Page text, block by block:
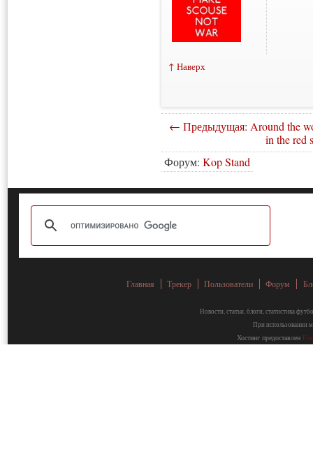
↑ Наверх
← Предыдущая: Around the
in the red
Форум: Kop Stand
Главная Трекер Пользователи Форум
Новости, статьи, блоги, статистика
При использовании
Хостинг предоставлен